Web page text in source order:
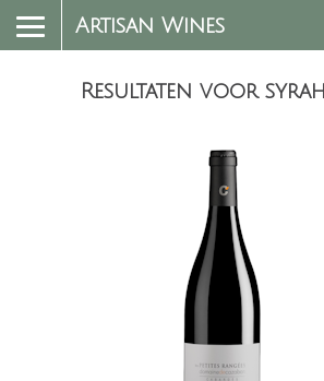
Artisan Wines
Resultaten voor syrah